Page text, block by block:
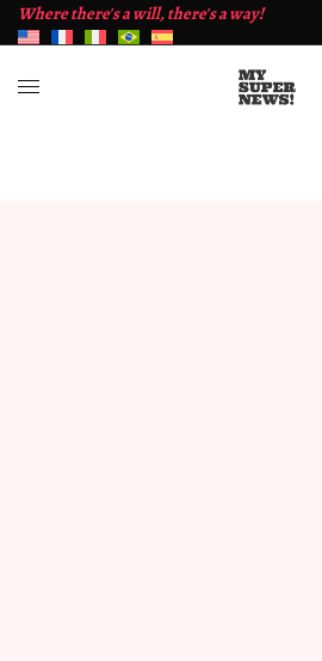
Where there's a will, there's a way!